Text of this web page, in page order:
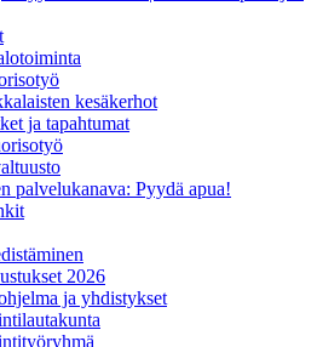
kesäkerhot
ja tapahtumat
palvelukanava: Pyydä apua!
2026
ja yhdistykset